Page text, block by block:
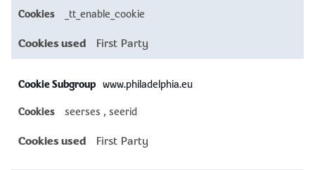
_tt_enable_cookie
First Party
www.philadelphia.eu
seerses , seerid
First Party